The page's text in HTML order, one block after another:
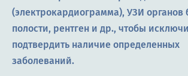
(электрокардиограмма), УЗИ
полости, рентген и др., чтобы
подтвердить наличие определенных
заболеваний.